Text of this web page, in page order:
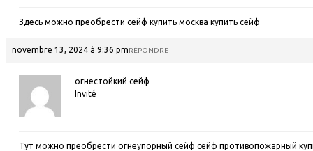
Здесь можно преобрести сейф купить москва купить сейф
novembre 13, 2024 à 9:36 pmRÉPONDRE
огнестойкий сейф
Invité
Тут можно преобрести огнеупорный сейф сейф противопожарный